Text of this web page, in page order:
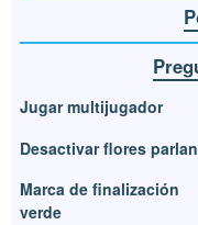
Jugar multijugador
Desactivar flores
Marca de finalización
verde